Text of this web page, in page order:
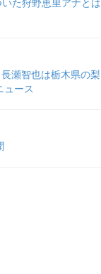
瀬智也は栃木県の梨
ュース